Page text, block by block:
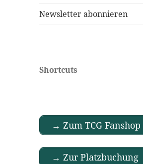
Newsletter abonnieren
Shortcuts
→ Zum TCG Fanshop
→ Zur Platzbuchung